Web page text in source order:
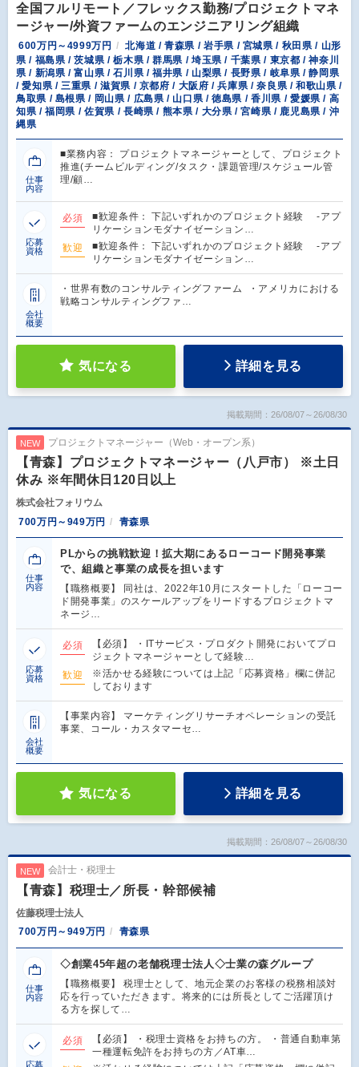
全国フルリモート／フレックス勤務/プロジェクトマネ
ージャー/外資ファームのエンジニアリング組織
600万円～4999万円
北海道 / 青森県 / 岩手県 / 宮城県 / 秋田県 / 山形
県 / 福島県 / 茨城県 / 栃木県 / 群馬県 / 埼玉県 / 千葉県 / 東京都 / 神奈川
県 / 新潟県 / 富山県 / 石川県 / 福井県 / 山梨県 / 長野県 / 岐阜県 / 静岡県
/ 愛知県 / 三重県 / 滋賀県 / 京都府 / 大阪府 / 兵庫県 / 奈良県 / 和歌山県 /
鳥取県 / 島根県 / 岡山県 / 広島県 / 山口県 / 徳島県 / 香川県 / 愛媛県 / 高
知県 / 福岡県 / 佐賀県 / 長崎県 / 熊本県 / 大分県 / 宮崎県 / 鹿児島県 / 沖
縄県
仕事
内容
■業務内容： プロジェクトマネージャーとして、プロジェクト
推進(チームビルディング/タスク・課題管理/スケジュール管
理/顧…
応募
資格
必須
■歓迎条件： 下記いずれかのプロジェクト経験 -アプ
リケーションモダナイゼーション…
歓迎
■歓迎条件： 下記いずれかのプロジェクト経験 -アプ
リケーションモダナイゼーション…
会社
概要
・世界有数のコンサルティングファーム ・アメリカにおける
戦略コンサルティングファ…
気になる 詳細を見る
掲載期間：26/08/07～26/08/30
NEW プロジェクトマネージャー（Web・オープン系）
【青森】プロジェクトマネージャー（八戸市） ※土日
休み ※年間休日120日以上
株式会社フォリウム
700万円～949万円
青森県
仕事
内容
PLからの挑戦歓迎！拡大期にあるローコード開発事業
で、組織と事業の成長を担います
【職務概要】 同社は、2022年10月にスタートした「ローコー
ド開発事業」のスケールアップをリードするプロジェクトマ
ネージ…
応募
資格
必須
【必須】 ・ITサービス・プロダクト開発においてプロ
ジェクトマネージャーとして経験…
歓迎
※活かせる経験については上記「応募資格」欄に併記
しております
会社
概要
【事業内容】 マーケティングリサーチオペレーションの受託
事業、コール・カスタマーセ…
気になる 詳細を見る
掲載期間：26/08/07～26/08/30
NEW 会計士・税理士
【青森】税理士／所長・幹部候補
佐藤税理士法人
700万円～949万円
青森県
仕事
内容
◇創業45年超の老舗税理士法人◇士業の森グループ
【職務概要】 税理士として、地元企業のお客様の税務相談対
応を行っていただきます。将来的には所長としてご活躍頂け
る方を探して…
応募
必須
【必須】 ・税理士資格をお持ちの方。 ・普通自動車第
一種運転免許をお持ちの方／AT車…